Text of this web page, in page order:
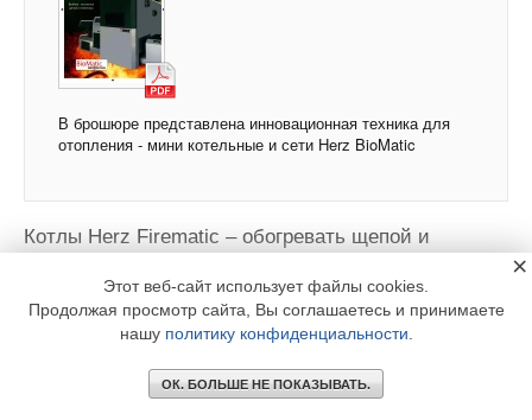
В брошюре представлена инновационная техника для
отопления - мини котельные и сети Herz BioMatic
Котлы Herz Firematic – обогревать щепой и
HERZ
Скачать
Этот веб-сайт использует файлы cookies.
Продолжая просмотр сайта, Вы соглашаетесь и принимаете
нашу политику конфиденциальности
ОК. БОЛЬШЕ НЕ ПОКАЗЫВАТЬ.
×